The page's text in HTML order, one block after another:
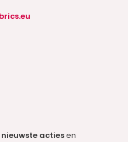
nieuwste actiesen